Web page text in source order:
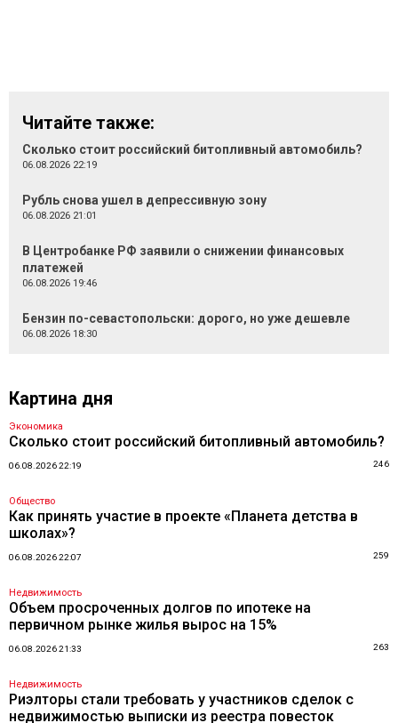
Читайте также:
Сколько стоит российский битопливный автомобиль?
06.08.2026 22:19
Рубль снова ушел в депрессивную зону
06.08.2026 21:01
В Центробанке РФ заявили о снижении финансовых
платежей
06.08.2026 19:46
Бензин по-севастопольски: дорого, но уже дешевле
06.08.2026 18:30
Картина дня
Экономика
Сколько стоит российский битопливный автомобиль?
06.08.2026 22:19 246
Общество
Как принять участие в проекте «Планета детства в
школах»?
06.08.2026 22:07 259
Недвижимость
Объем просроченных долгов по ипотеке на
первичном рынке жилья вырос на 15%
06.08.2026 21:33 263
Недвижимость
Риэлторы стали требовать у участников сделок с
недвижимостью выписки из реестра повесток